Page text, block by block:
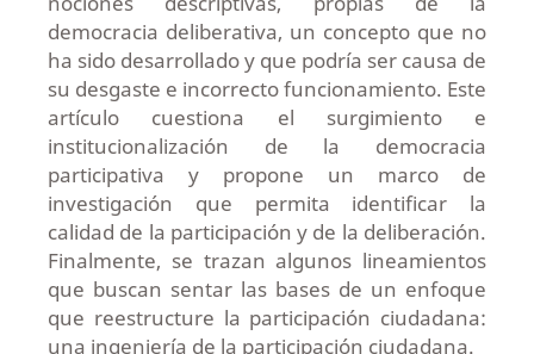
democracia deliberativa, un concepto que no
ha sido desarrollado y que podría ser causa de
su desgaste e incorrecto funcionamiento. Este
artículo cuestiona el surgimiento e
institucionalización de la democracia
participativa y propone un marco de
investigación que permita identificar la
calidad de la participación y de la deliberación.
Finalmente, se trazan algunos lineamientos
que buscan sentar las bases de un enfoque
que reestructure la participación ciudadana:
una ingeniería de la participación ciudadana.